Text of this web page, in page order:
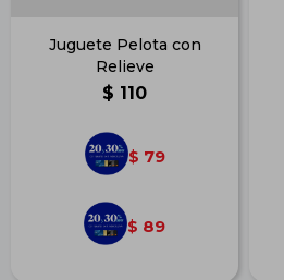
Juguete Pelota con
Relieve
$ 110
$ 79
$ 89